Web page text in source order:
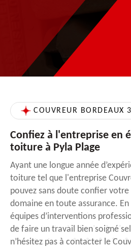
COUVREUR BORDEAUX
Confiez à l'entreprise en
toiture à Pyla Plage
Ayant une longue année
toiture tel que l'entreprise
pouvez sans doute confier
domaine en toute assurance. En
équipes d’interventions
de faire un travail bien soigné
n’hésitez pas à contacter le